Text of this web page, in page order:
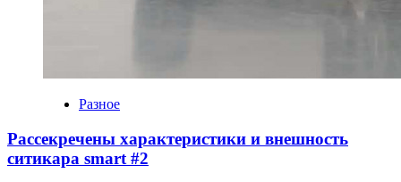
Разное
Рассекречены характеристики и внешность
ситикара smart #2